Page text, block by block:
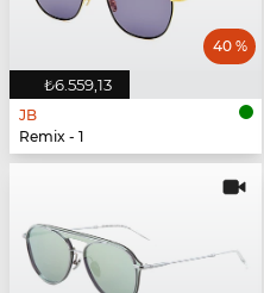
₺6.559,13
40 %
JB
Remix - 1